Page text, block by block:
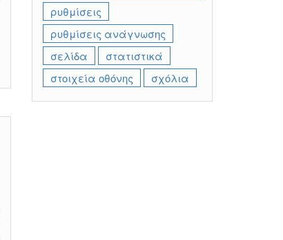
ρυθμίσεις
ρυθμίσεις ανάγνωσης
σελίδα
στατιστικά
στοιχεία οθόνης
σχόλια